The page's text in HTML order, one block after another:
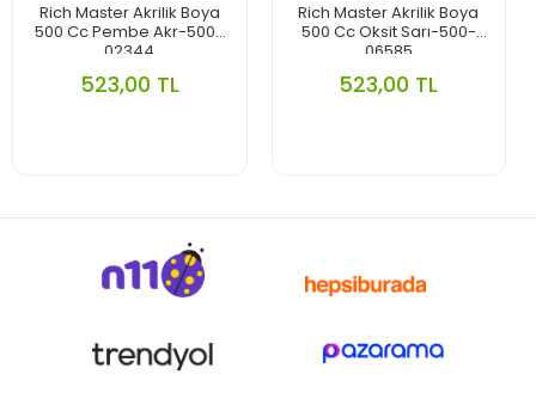
Rich Master Akrilik Boya
500 Cc Pembe Akr-500-
02344
523,00 TL
Rich Master Akrilik Boya
500 Cc Oksit Sarı-500-
06585
523,00 TL